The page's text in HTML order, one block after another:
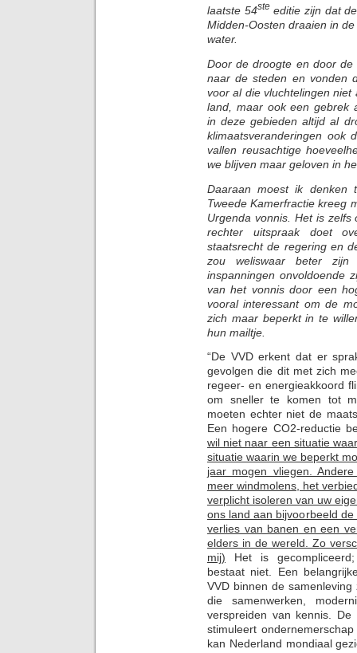
laatste 54steeditie zijn dat
Midden-Oosten draaien in
water.
Door de droogte en door de
naar de steden en vonden
voor al die vluchtelingen
land, maar ook een gebrek
in deze gebieden altijd al
klimaatsveranderingen ook
vallen reusachtige
we blijven maar geloven in
Daaraan moest ik denken
Tweede Kamerfractie kreeg
Urgenda vonnis. Het is
rechter uitspraak doet
staatsrecht de regering en
zou weliswaar beter
inspanningen onvoldoende
van het vonnis door een
vooral interessant om de
zich maar beperkt in te
hun mailtje.
“De VVD erkent dat er
gevolgen die dit met zich
regeer- en energieakkoord
om sneller te komen tot
moeten echter niet de
Een hogere CO2-reductie
wil niet naar een situatie
situatie waarin we beperkt
jaar mogen vliegen.
meer windmolens, het
verplicht isoleren van uw
ons land aan bijvoorbeeld
verlies van banen en een
elders in de wereld. Zo
mij) Het is
bestaat niet. Een
VVD binnen de
die samenwerken,
verspreiden van kennis.
stimuleert
kan Nederland mondiaal